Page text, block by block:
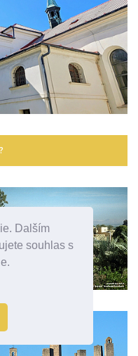
Dalším
souhlas s